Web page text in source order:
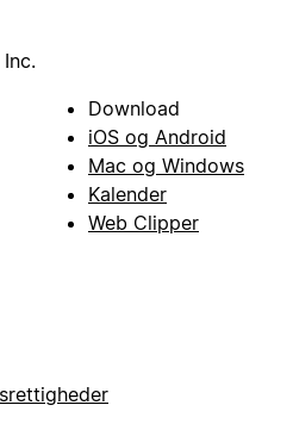
Download
iOS og Android
Mac og Windows
Kalender
Web Clipper